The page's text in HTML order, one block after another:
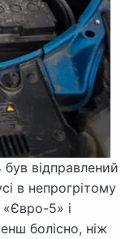
відправлений
в непрогрітому
5» і
болісно, ​​ніж